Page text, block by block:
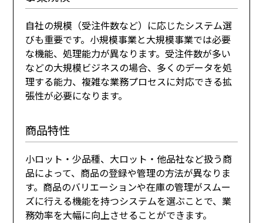
自社の規模（受注件数など）に応じたシステム選
びも重要です。小規模事業と大規模事業では必要
な機能、処理能力が異なります。受注件数が多い
などの大規模ビジネスの場合、多くのデータを処
理する能力、複雑な業務プロセスに対応できる拡
張性が必要になります。
商品特性
小ロット・少品種、大ロット・他品社など扱う商
品によって、商品の登録や管理の方法が異なりま
す。商品のバリエーションや在庫の管理がスムー
ズに行える機能を持つシステムを選ぶことで、業
務効率を大幅に向上させることができます。